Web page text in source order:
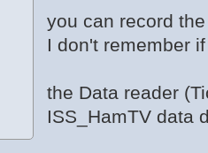
you can record
I don't remember
the Data reader
ISS_HamTV data